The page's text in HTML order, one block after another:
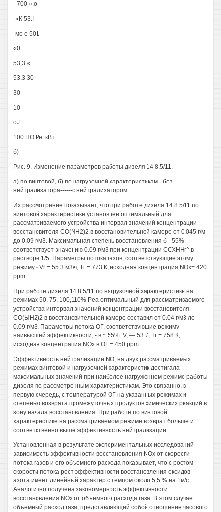
- 700 ».о
-«К 53.!
-мо е 501
«0
53,3 «
53.3 30
30
10
oJ
100 ПО Ре. кВт
б)
Рис. 9. Изменение параметров работы дизеля 14 8.5/11.
а) по винтовой, б) по нагрузочной характеристикам. -без
нейтрализатора------с нейтрализатором
Их рассмотрение показывает, что при работе дизеля 14 8.5/11 по
винтовой характеристике установлен оптимальный для
рассматриваемого устройства интервал значений концентрации
восстановителя CO(NH2)2 в восстановительной камере от 0.045 г/м
до 0.09 г/м3. Максимальная степень восстановления б - 55%
соответствует значению 0.09 г/м3 при концентрации ССХННг^ в
растворе 1/5. Параметры потока газов, соответствующие этому
режиму - Vr = 55.3 м3/ч, Тг = 773 К, исходная концентрация NOx= 420
ppm.
При работе дизеля 14 8.5/11 по нагрузочной характеристике на
режимах 50, 75, 100,110% Pea оптимальный для рассматриваемого
устройства интервал значений концентрации восстановителя
СО(ЫН2)2 в восстановительной камере составил от 0.04 г/м3 ло
0.09 г/м3. Параметры потока ОГ. соответствующие режиму
наивысшей эффективности, - в ~ 55%: V, — 53.7, Тг = 758 К,
исходная концентрация NOx в ОГ = 450 ppm.
Эффективность нейтрализации NO, на двух рассматриваемых
режимах винтовой и нагрузочной характеристик достигала
максимальных значений при наиболее нагруженном режиме работы
дизеля по рассмотренным характеристикам. Это связанно, в
первую очередь, с температурой ОГ на указанных режимах и
степенью возврата промежуточных продуктов химических реакций в
зону начала восстановления. При работе по винтовой
характеристике на рассматриваемом режиме возврат больше и
соответственно выше эффективность нейтрализации.
Установленная в результате экспериментальных исследований
зависимость эффективности восстановления NOx от скорости
потока газов и его объемного расхода показывает, что с ростом
скорости потока рост эффективности восстановления оксидов
азота имеет линейный характер с темпом около 5,5 % на 1м/с.
Аналогично получена закономерность эффективности
восстановления NOx от объемного расхода газа. В этом случае
объемный расход газа, представляющий собой отношение часового